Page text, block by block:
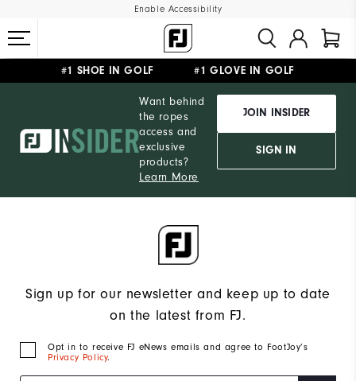
Enable Accessibility
#1 SHOE IN GOLF #1 GLOVE IN GOLF
ON ALL ORDERS €60&FREE RETURNS
Want behind
the ropes
access and
exclusive
products?
Learn More
JOIN INSIDER
SIGN IN
Sign up for our newsletter and keep up to date
on the latest from FJ.
Opt in to receive FJ eNews emails and agree to FootJoy’s
Privacy Policy.